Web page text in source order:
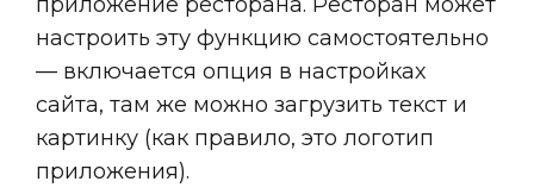
приложение ресторана. Ресторан может
настроить эту функцию самостоятельно
— включается опция в настройках
сайта, там же можно загрузить текст и
картинку (как правило, это логотип
приложения).